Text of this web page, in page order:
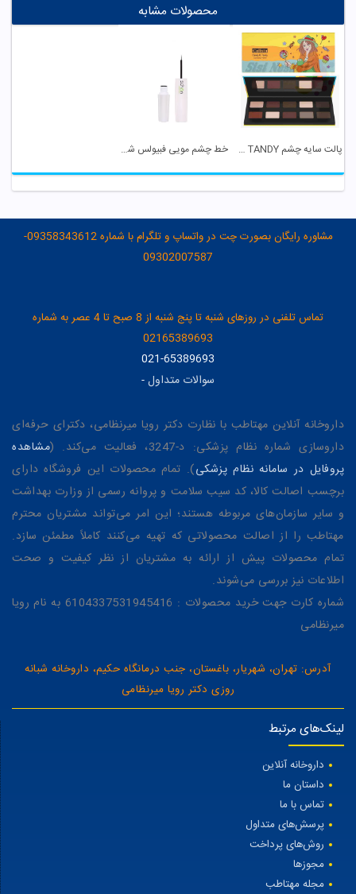
محصولات مشابه
پالت سایه چشم CANDY & TANDY کالیستا خط چشم مویی فبیولس شون
مشاوره رایگان بصورت چت در واتساپ و تلگرام با شماره 09358343612-
09302007587
تماس تلفنی در روزهای شنبه تا پنج شنبه از 8 صبح تا 4 عصر به شماره
02165389693
021-65389693
سوالات متداول-
داروخانه آنلاین مهتاطب با نظارت دکتر رویا میرنظامی، دکترای حرفه‌ای
داروسازی شماره نظام پزشکی: د-3247، فعالیت می‌کند. (
مشاهده
پروفایل در سامانه نظام پزشکی). تمام محصولات این فروشگاه دارای
برچسب اصالت کالا، کد سیب سلامت و پروانه رسمی از وزارت بهداشت
و سایر سازمان‌های مربوطه هستند؛ این امر می‌تواند مشتریان محترم
مهتاطب را از اصالت محصولاتی که تهیه می‌کنند کاملاً مطمئن سازد.
تمام محصولات پیش از ارائه به مشتریان از نظر کیفیت و صحت
اطلاعات نیز بررسی می‌شوند.
شماره کارت جهت خرید محصولات : 6104337531945416 به نام رویا
میرنظامی
آدرس: تهران، شهریار، باغستان، جنب درمانگاه حکیم، داروخانه شبانه
روزی دکتر رویا میرنظامی
لینک‌های مرتبط
داروخانه آنلاین
داستان ما
تماس با ما
پرسش‌های متداول
روش‌های پرداخت
مجوزها
مجله مهتاطب